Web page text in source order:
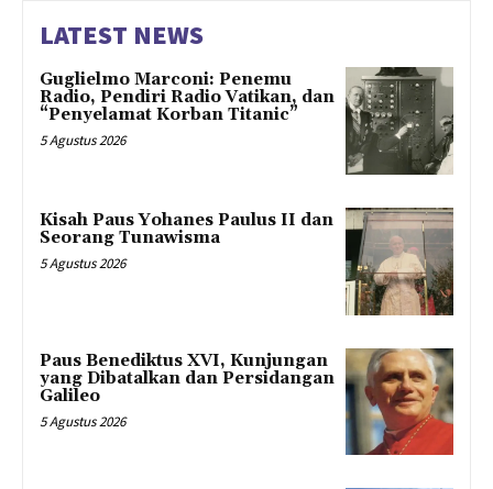
LATEST NEWS
Guglielmo Marconi: Penemu
Radio, Pendiri Radio Vatikan, dan
“Penyelamat Korban Titanic”
5 Agustus 2026
Kisah Paus Yohanes Paulus II dan
Seorang Tunawisma
5 Agustus 2026
Paus Benediktus XVI, Kunjungan
yang Dibatalkan dan Persidangan
Galileo
5 Agustus 2026